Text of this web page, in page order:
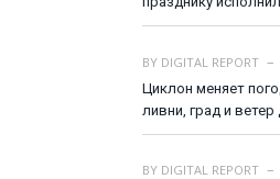
BY DIGITAL REPORT
Циклон меняет
ливни, град и
BY DIGITAL REPORT